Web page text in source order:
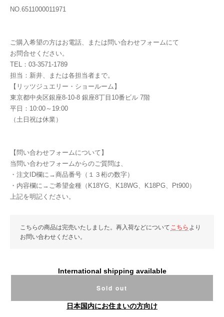
NO.6511000011971
ご購入希望の方はお電話、または問い合わせフォームにて
お問合せください。
TEL：03-3571-1789
担当：新井、または各担当者まで。
【リッツジュエリー・ショールーム】
東京都中央区銀座8-10-8 銀座8丁目10番ビル 7階
平日：10:00～19:00
（土日祝は休業）
【問い合わせフォームについて】
当問い合わせフォームからのご質問は、
・注文ID欄に→商品番号（１３桁の数字）
・内容欄に→ご希望金種（K18YG、K18WG、K18PG、Pt900）
上記を明記ください。
こちらの商品は完売いたしました。再入荷などについて こちら より
お問い合わせください。
International shipping available
Sold out
日本国内にお住まいの方向け